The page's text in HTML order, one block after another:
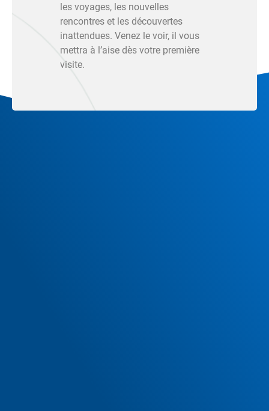
les voyages, les nouvelles
rencontres et les découvertes
inattendues. Venez le voir, il vous
mettra à l’aise dès votre première
visite.